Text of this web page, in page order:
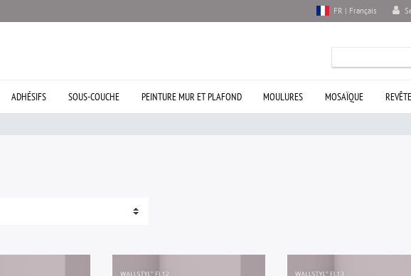
FR | Français
ADHÉSIFS SOUS-COUCHE PEINTURE MUR ET PLAFOND MOULURES MOSAÏQUE